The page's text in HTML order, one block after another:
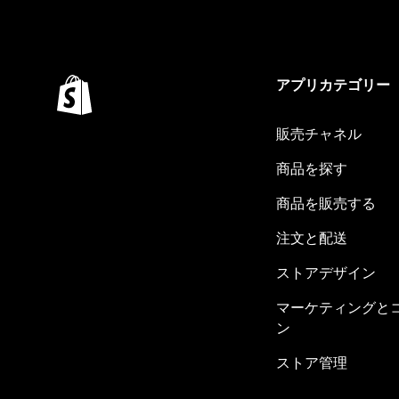
アプリカテゴリー
販売チャネル
商品を探す
商品を販売する
注文と配送
ストアデザイン
マーケティングと
ン
ストア管理